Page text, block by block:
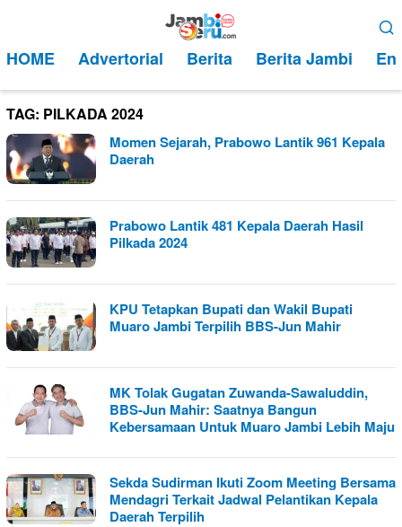
kontenMobile
HOME Advertorial Berita Berita Jambi
TAG: PILKADA 2024
Momen Sejarah, Prabowo Lantik 961 Kepala
Daerah
Prabowo Lantik 481 Kepala Daerah Hasil
Pilkada 2024
KPU Tetapkan Bupati dan Wakil Bupati
Muaro Jambi Terpilih BBS-Jun Mahir
MK Tolak Gugatan Zuwanda-Sawaluddin,
BBS-Jun Mahir: Saatnya Bangun
Kebersamaan Untuk Muaro Jambi Lebih Maju
Sekda Sudirman Ikuti Zoom Meeting Bersama
Mendagri Terkait Jadwal Pelantikan Kepala
Daerah Terpilih